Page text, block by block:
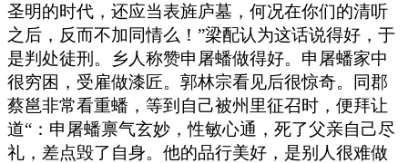
圣明的时代，还应当表旌庐墓，何况在你们的清听
之后，反而不加同情么！”梁配认为这话说得好，于
是判处徒刑。乡人称赞申屠蟠做得好。申屠蟠家中
很穷困，受雇做漆匠。郭林宗看见后很惊奇。同郡
蔡邕非常看重蟠，等到自己被州里征召时，便拜让
道“：申屠蟠禀气玄妙，性敏心通，死了父亲自己尽
礼，差点毁了自身。他的品行美好，是别人很难做